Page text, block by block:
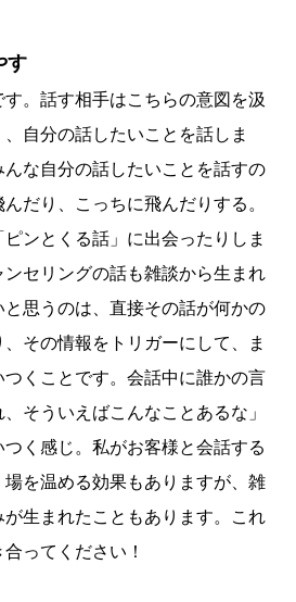
す
。話す相手はこちらの意図を汲
自分の話したいことを話しま
な自分の話したいことを話すの
だり、こっちに飛んだりする。
ンとくる話」に出会ったりしま
セリングの話も雑談から生まれ
と思うのは、直接その話が何かの
その情報をトリガーにして、ま
くことです。会話中に誰かの言
そういえばこんなことあるな」
く感じ。私がお客様と会話する
を温める効果もありますが、雑
生まれたこともあります。これ
ってください！